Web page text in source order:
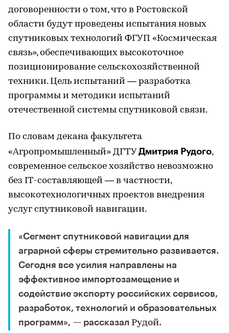
договоренности о том, что в Ростовской
области будут проведены испытания новых
спутниковых технологий ФГУП «Космическая
связь», обеспечивающих высокоточное
позиционирование сельскохозяйственной
техники. Цель испытаний — разработка
программы и методики испытаний
отечественной системы спутниковой связи.
По словам декана факультета
«Агропромышленный» ДГТУДмитрия Рудого,
современное сельское хозяйство невозможно
без IT-составляющей — в частности,
высокотехнологичных проектов внедрения
услуг спутниковой навигации.
«Сегмент спутниковой навигации для
аграрной сферы стремительно развивается.
Сегодня все усилия направлены на
эффективное импортозамещение и
содействие экспорту российских сервисов,
разработок, технологий и образовательных
программ», — рассказал Рудой.